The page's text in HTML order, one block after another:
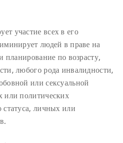
участие всех в его
людей в праве на
планирование по возрасту,
любого рода инвалидности,
или сексуальной
или политических
личных или